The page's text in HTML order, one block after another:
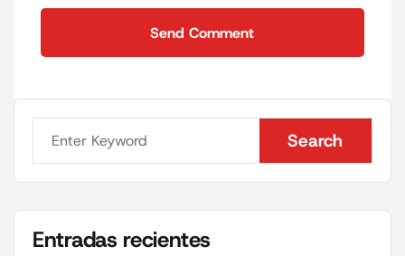
Send Comment
Search
Search
Entradas recientes